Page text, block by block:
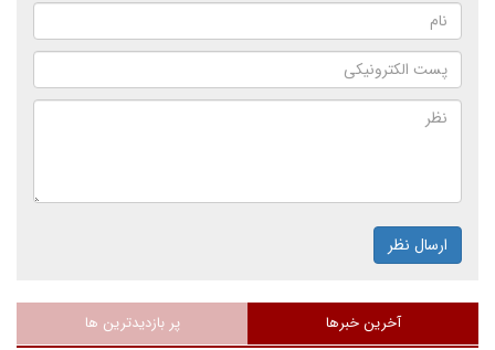
ارسال نظر
آخرین خبرها پر بازدیدترین ها